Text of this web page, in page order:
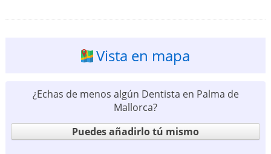
Vista en mapa
¿Echas de menos algún Dentista en Palma de
Mallorca?
Puedes añadirlo tú mismo